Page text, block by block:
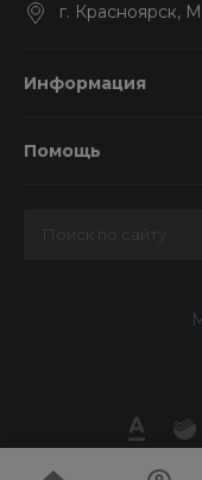
г. Красноярск,
Информация
Помощь